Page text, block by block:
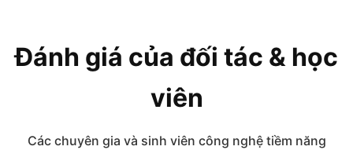
Đánh giá của đối tác & học
viên
Các chuyên gia và sinh viên công nghệ tiềm năng